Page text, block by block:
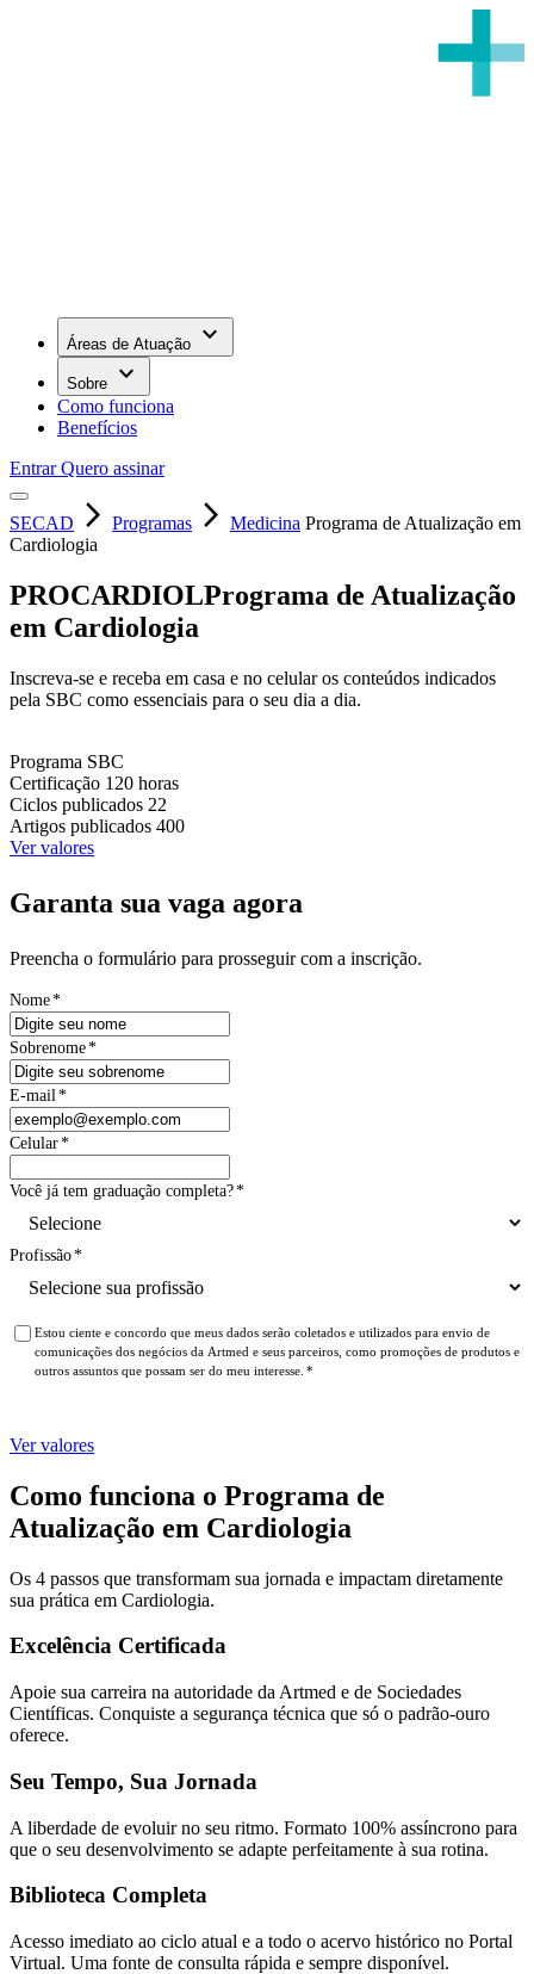
Áreas de Atuação keyboard_arrow_down
Sobre keyboard_arrow_down
Como funciona
Benefícios
EntrarQuero assinar
SECAD arrow_forward_ios Programas arrow_forward_ios Medicina Programa de Atualização em
Cardiologia
PROCARDIOLPrograma de Atualização
em Cardiologia
Inscreva-se e receba em casa e no celular os conteúdos indicados
pela SBC como essenciais para o seu dia a dia.
Programa SBC
Certificação 120 horas
Ciclos publicados 22
Artigos publicados 400
Ver valores
Garanta sua vaga agora
Preencha o formulário para prosseguir com a inscrição.
Nome*
Sobrenome*
E-mail *
Celular*
Você já tem graduação completa?*
Profissão*
Estou ciente e concordo que meus dados serão coletados e utilizados para envio de
comunicações dos negócios da Artmed e seus parceiros, como promoções de produtos e
outros assuntos que possam ser do meu interesse. *
Ver valores
Como funciona o Programa de
Atualização em Cardiologia
Os 4 passos que transformam sua jornada e impactam diretamente
sua prática em Cardiologia.
Excelência Certificada
Apoie sua carreira na autoridade da Artmed e de Sociedades
Científicas. Conquiste a segurança técnica que só o padrão-ouro
oferece.
Seu Tempo, Sua Jornada
A liberdade de evoluir no seu ritmo. Formato 100% assíncrono para
que o seu desenvolvimento se adapte perfeitamente à sua rotina.
Biblioteca Completa
Acesso imediato ao ciclo atual e a todo o acervo histórico no Portal
Virtual. Uma fonte de consulta rápida e sempre disponível.